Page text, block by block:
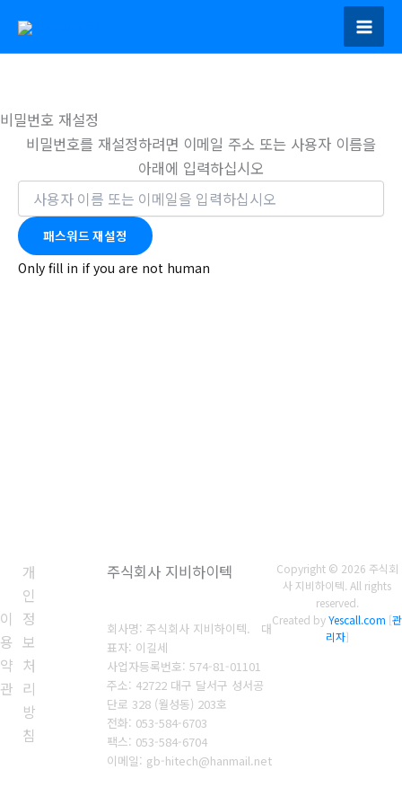
츠
건
너
비밀번호 재설정
비밀번호를 재설정하려면 이메일 주소 또는 사용자 이름을
아래에 입력하십시오
Only fill in if you are not human
이
용
약
관
개
인
정
보
처
리
방
침
주식회사 지비하이텍
회사명: 주식회사 지비하이텍. 대
표자: 이길세
사업자등록번호: 574-81-01101
주소: 42722 대구 달서구 성서공
단로 328 (월성동) 203호
전화: 053-584-6703
팩스: 053-584-6704
이메일: gb-hitech@hanmail.net
Copyright © 2026 주식회
사 지비하이텍. All rights
reserved.
Created byYescall.com [관
리자]